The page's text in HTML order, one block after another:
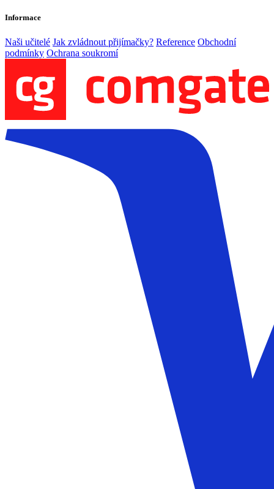
Informace
Naši učitelé Jak zvládnout přijímačky? Reference Obchodní
podmínky Ochrana soukromí